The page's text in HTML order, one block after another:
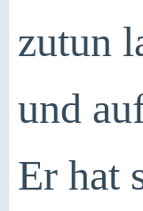
zutun
und
Er hat